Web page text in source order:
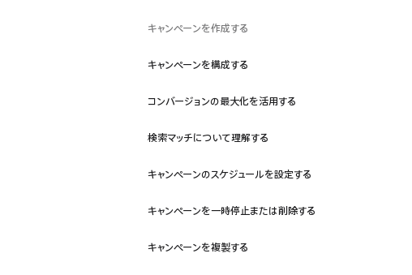
キャンペーンを作成する
キャンペーンを構成する
コンバージョンの最大化を活用する
検索マッチについて理解する
キャンペーンのスケジュールを設定する
キャンペーンを一時停止または削除する
キャンペーンを複製する